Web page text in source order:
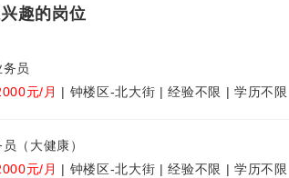
趣的岗位
员
元/月 | 钟楼区-北大街 | 经验不限 | 学历不限
（大健康）
元/月 | 钟楼区-北大街 | 经验不限 | 学历不限